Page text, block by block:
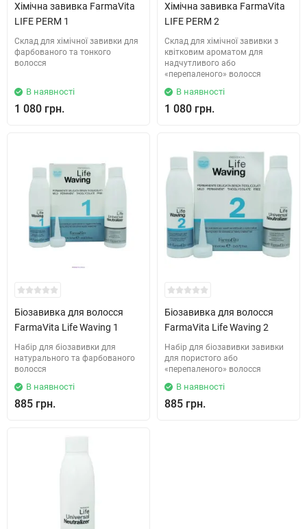
Хімічна завивка FarmaVita
LIFE PERM 1
Склад для хімічної завивки для
фарбованого та тонкого
волосся
В наявності
1 080 грн.
Хімічна завивка FarmaVita
LIFE PERM 2
Склад для хімічної завивки з
квітковим ароматом для
надчутливого або
«перепаленого» волосся
В наявності
1 080 грн.
Біозавивка для волосся
FarmaVita Life Waving 1
Набір для біозавивки для
натурального та фарбованого
волосся
В наявності
885 грн.
Біозавивка для волосся
FarmaVita Life Waving 2
Набір для біозавивки завивки
для пористого або
«перепаленого» волосся
В наявності
885 грн.